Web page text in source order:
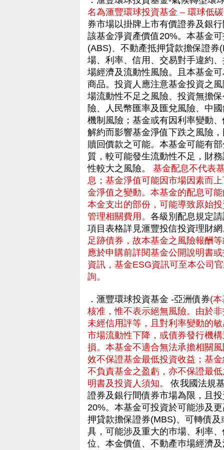
名為滙豐環球投資基金 – 環球低
券市場以掛牌上市有價證券及銀
該基金淨資產價值20%。本基金
(ABS)、不動產抵押貸款擔保證
場、利率、信用、交易對手違約
場經濟及流動性風險。且本基金
商品。投資人應注意基金投資之
場流動性不足之風險、投資無擔
險、人民幣匯率及匯兌風險、中
機制風險；基金或有因利率變動
解約而影響基金淨值下跌之風險
贖回價款之可能。本基金可能有
質，較可能發生流動性不足，財
性較大之風險。 基金配息不代表
息；基金淨值可能因市場因素而
金淨值之變動。本基金的配息可
本金支出的部份，可能導致原始
管理相關費用。 各級別配息規定
項目表格詳見滙豐投信投資理財
足跡債券，故本基金之風險報酬
應於申購前詳閱基金公開說明書
資訊，基金ESG資訊可至本公司
詢。
．滙豐環球投資基金 -亞洲債券(
核准，惟不表示絕無風險。由於
未經信用評等，且對利率變動的
市場流動性下降，或債券發行機
損。本基金不適合無法承擔相關
效不保證基金最低投資收益；基
不負責基金之盈虧，亦不保證最
明書及投資人須知。
依我國法規
證券及銀行間債券市場為限，且
20%。本基金可投資於可能涉及
押貸款擔保證券(MBS)、可轉債
具，可能涉及重大的巿場、利率
位、本金價值、不動產巿場經濟